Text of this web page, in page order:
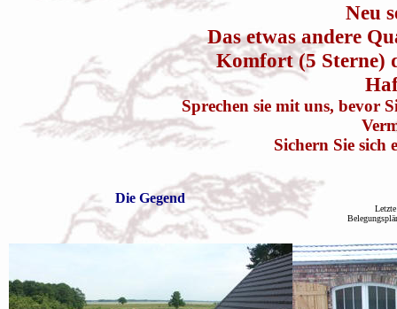
Neu
Das etwas andere
Komfort (5 Sterne)
Sprechen sie mit uns, bevor
Sichern Sie sich
Die Gegend